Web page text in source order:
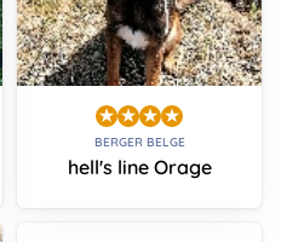
BERGER BELGE
hell's line Orage